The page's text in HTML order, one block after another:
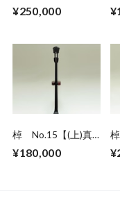
¥250,000
棹 No.15【(上)真
¥180,000